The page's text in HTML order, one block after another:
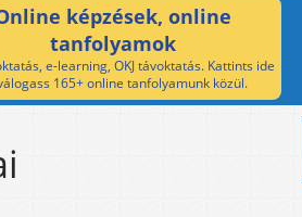
képzések, online
tanfolyamok
e-learning, OKJ távoktatás. Kattints ide
165+ online tanfolyamunk közül.